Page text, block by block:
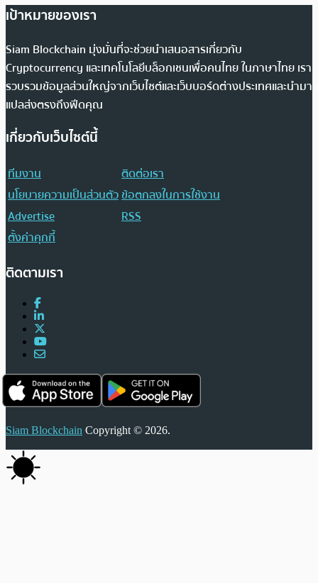
เป้าหมายของเรา
Siam Blockchain มุ่งมั่นที่จะช่วยนำเสนอสารเกี่ยวกับ
Cryptocurrency และเทคโนโลยีบล็อกเชนเพื่อคนไทย ในภาษาไทย เรา
รวบรวมข้อมูลส่วนใหญ่จากเว็บไซต์และเว็บบอร์ดต่างประเทศและนำมา
แปลส่งตรงถึงฟีดคุณ
เกี่ยวกับเว็บไซต์นี้
ทีมงาน
ติดต่อเรา
นโยบายความเป็นส่วนตัวข้อตกลงในการใช้งาน
Advertise
RSS
ตั้งค่าคุกกี้
ติดตามเรา
Siam Blockchain Copyright © 2026.